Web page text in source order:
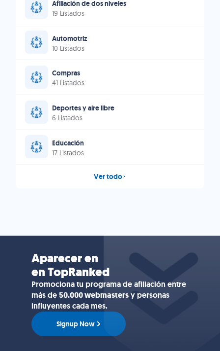
Afiliación de dos niveles
19 Listados
Automotriz
10 Listados
Compras
41 Listados
Deportes y aire libre
6 Listados
Educación
17 Listados
Ver todo
Aparecer en
en TopRanked
Promociona tu programa de afiliación entre
más de50.000 webmastersy personas
influyentes cada mes.
Signup Now